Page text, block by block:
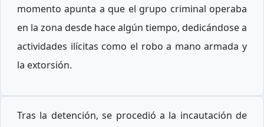
momento apunta a que el grupo criminal operaba
en la zona desde hace algún tiempo, dedicándose a
actividades ilícitas como el robo a mano armada y
la extorsión.
Tras la detención, se procedió a la incautación de